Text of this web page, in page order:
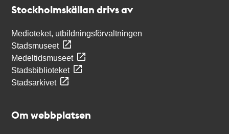
Stockholmskällan drivs av
Medioteket, utbildningsförvaltningen
Stadsmuseet
Medeltidsmuseet
Stadsbiblioteket
Stadsarkivet
Om webbplatsen